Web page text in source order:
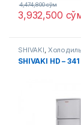
3,932,500
4,474,800сўм
SHIVAKI,
SHIVAKI HD –